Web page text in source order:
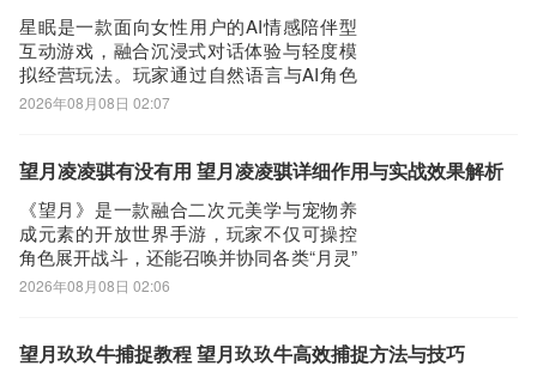
感电效果，
星眠是一款面向女性用户的AI情感陪伴型
互动游戏，融合沉浸式对话体验与轻度模
拟经营玩法。玩家通过自然语言与AI角色
展开交流，逐步解锁专属剧情，在日常对
深度互动，为用户打造高度拟真的数字陪
址》》》》
2026年08月08日 02:07
望月凌凌骐有没有用 望月凌凌骐详细作用与实战效果解析
《望月》是一款融合二次元美学与宠物养
成元素的开放世界手游，玩家不仅可操控
角色展开战斗，还能召唤并协同各类“月灵”
共同探索与作战。在众多月灵中，“凌凌骐”
与实战价值，助力玩家深度理解并高效运
2026年08月08日 02:06
望月玖玖牛捕捉教程 望月玖玖牛高效捕捉方法与技巧